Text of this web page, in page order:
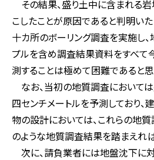
その結果、盛り土中に含まれる
こしたことが原因であると判明い
十カ所のボーリング調査を実施し
プルを含め調査結果資料をすべて
測することは極めて困難であると思
なお、当初の地質調査において
四センチメートルを予測しており
物の設計においては、これらの地
のような地質調査結果を踏まえれ
次に、請負業者には地盤沈下に